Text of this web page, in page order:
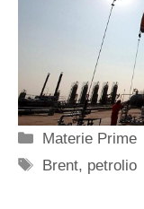
Categorie
Materie Prime
Tag
Brent, petrolio